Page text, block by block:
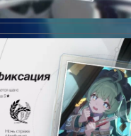
Искрящаяся фиксация